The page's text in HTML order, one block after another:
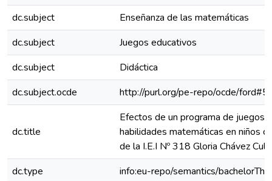
dc.subject
Enseñanza de las matemáticas
dc.subject
Juegos educativos
dc.subject
Didáctica
dc.subject.ocde
http://purl.org/pe-repo/ocde/
dc.title
Efectos de un programa de juegos
habilidades matemáticas en niños
de la I.E.I Nº 318 Gloria Chávez
dc.type
info:eu-repo/semantics/